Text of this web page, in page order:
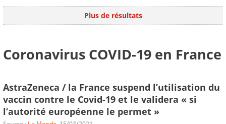
Plus de résultats
Coronavirus COVID-19 en France
AstraZeneca / la France suspend l’utilisation du
vaccin contre le Covid-19 et le validera « si
l’autorité européenne le permet »